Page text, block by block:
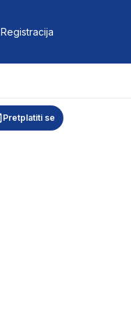
Registracija
Pretplatiti se